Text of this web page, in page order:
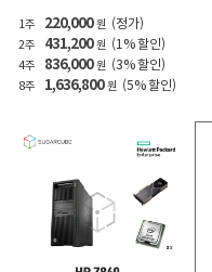
1주 220,000 원 (정가)
2주 431,200 원 (1% 할인)
4주 836,000 원 (3% 할인)
8주 1,636,800 원 (5% 할인)